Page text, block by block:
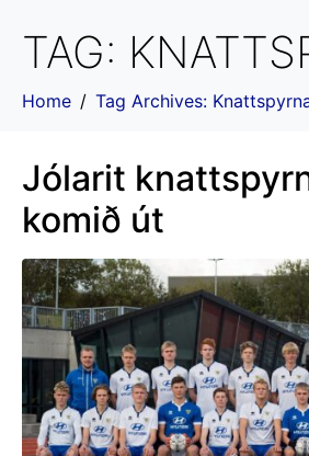
TAG:
Home Tag Archives:
Jólarit
komið út